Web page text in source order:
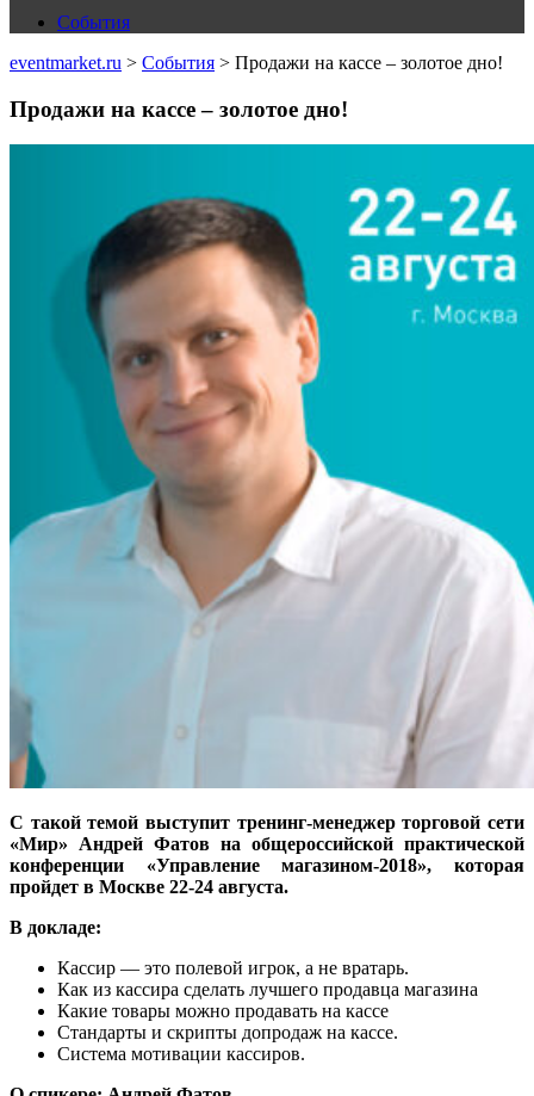
События
eventmarket.ru > События > Продажи на кассе – золотое дно!
Продажи на кассе – золотое дно!
С такой темой выступит тренинг-менеджер торговой сети
«Мир» Андрей Фатов на общероссийской практической
конференции «Управление магазином-2018», которая
пройдет в Москве 22-24 августа.
В докладе:
Кассир — это полевой игрок, а не вратарь.
Как из кассира сделать лучшего продавца магазина
Какие товары можно продавать на кассе
Стандарты и скрипты допродаж на кассе.
Система мотивации кассиров.